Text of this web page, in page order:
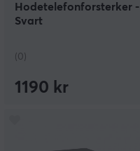
Hodetelefonforsterker -
Svart
(0)
1190 kr